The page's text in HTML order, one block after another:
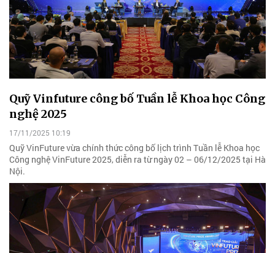
Quỹ Vinfuture công bố Tuần lễ Khoa học Công
nghệ 2025
17/11/2025 10:19
Quỹ VinFuture vừa chính thức công bố lịch trình Tuần lễ Khoa học
Công nghệ VinFuture 2025, diễn ra từ ngày 02 – 06/12/2025 tại Hà
Nội.